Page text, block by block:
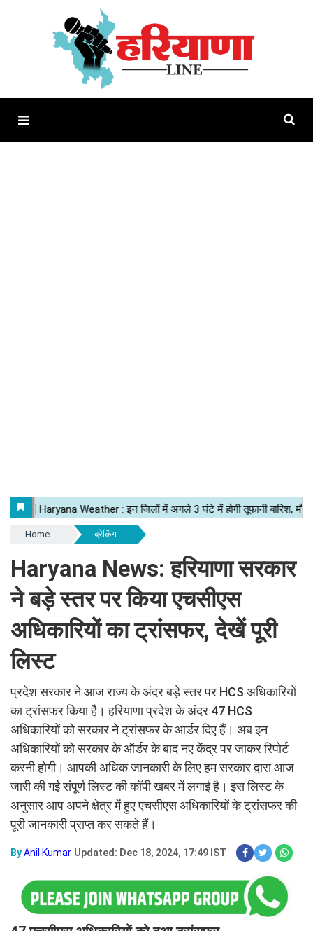
Home ब्रेकिंग
Haryana News: हरियाणा सरकार
ने बड़े स्तर पर किया एचसीएस
अधिकारियों का ट्रांसफर, देखें पूरी
लिस्ट
प्रदेश सरकार ने आज राज्य के अंदर बड़े स्तर पर HCS अधिकारियों
का ट्रांसफर किया है। हरियाणा प्रदेश के अंदर 47 HCS
अधिकारियों को सरकार ने ट्रांसफर के आर्डर दिए हैं। अब इन
अधिकारियों को सरकार के ऑर्डर के बाद नए केंद्र पर जाकर रिपोर्ट
करनी होगी। आपकी अधिक जानकारी के लिए हम सरकार द्वारा आज
जारी की गई संपूर्ण लिस्ट की कॉपी खबर में लगाई है। इस लिस्ट के
अनुसार आप अपने क्षेत्र में हुए एचसीएस अधिकारियों के ट्रांसफर की
पूरी जानकारी प्राप्त कर सकते हैं।
ByAnil Kumar Updated: Dec 18, 2024, 17:49 IST